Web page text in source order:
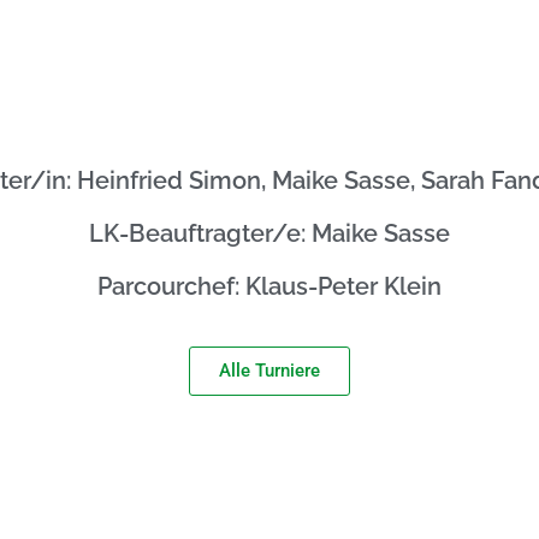
in: Heinfried Simon, Maike Sasse, Sarah
LK-Beauftragter/e: Maike Sasse
Parcourchef: Klaus-Peter Klein
Alle Turniere